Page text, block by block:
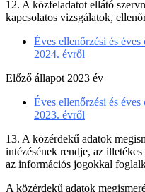
12. A közfeladatot ellátó
kapcsolatos vizsgálatok,
Éves ellenőrzési és
2024. évről
Előző állapot 2023 év
Éves ellenőrzési és
2023. évről
13. A közérdekű adatok
intézésének rendje, az
az információs jogokkal
A közérdekű adatok